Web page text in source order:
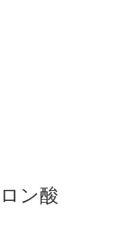
ン酸